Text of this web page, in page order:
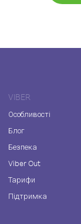
VIBER
Особливості
Блог
Безпека
Viber Out
Тарифи
Підтримка